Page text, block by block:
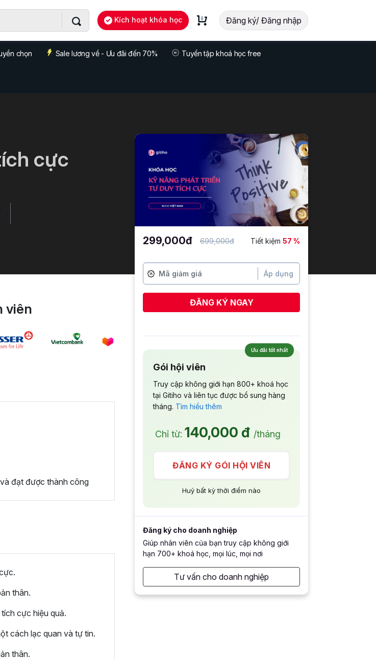
Kích hoạt khóa học Đăng ký/ Đăng nhập
chọn Sale lương về - Ưu đãi đến 70% Tuyển tập khoá học free
cực
viên
đạt được thành công
thân.
cực hiệu quả.
cách lạc quan và tự tin.
thân.
299,000đ 699,000đ Tiết kiệm 57 %
Áp dụng
ĐĂNG KÝ NGAY
Ưu đãi tốt nhất
Gói hội viên
Truy cập không giới hạn 800+ khoá học
tại Gitiho và liên tục được bổ sung hàng
tháng. Tìm hiểu thêm
Chỉ từ: 140,000 đ /tháng
ĐĂNG KÝ GÓI HỘI VIÊN
Huỷ bất kỳ thời điểm nào
Đăng ký cho doanh nghiệp
Giúp nhân viên của bạn truy cập không giới
hạn 700+ khoá học, mọi lúc, mọi nơi
Tư vấn cho doanh nghiệp